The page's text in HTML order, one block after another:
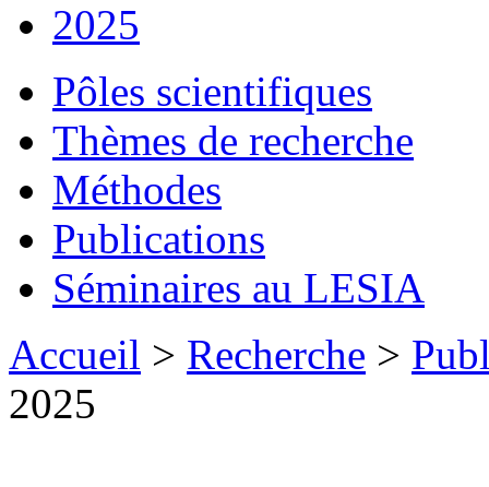
2025
Pôles scientifiques
Thèmes de recherche
Méthodes
Publications
Séminaires au LESIA
Accueil > Recherche >
2025